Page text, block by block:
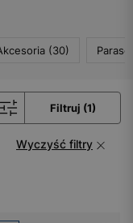
(30)
Filtruj (1)
Wyczyść filtry